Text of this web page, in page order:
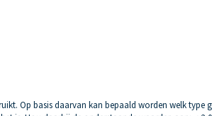
Op basis daarvan kan bepaald worden welk type